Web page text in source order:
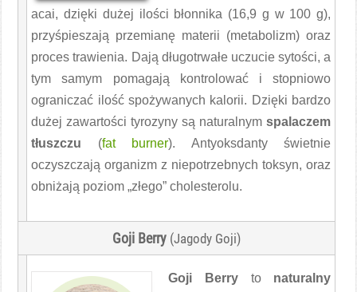
acai, dzięki dużej ilości błonnika (16,9 g w 100 g),
przyśpieszają przemianę materii (metabolizm) oraz
proces trawienia. Dają długotrwałe uczucie sytości, a
tym samym pomagają kontrolować i stopniowo
ograniczać ilość spożywanych kalorii. Dzięki bardzo
dużej zawartości tyrozyny są naturalnymspalaczem
tłuszczu (fat burner). Antyoksdanty świetnie
oczyszczają organizm z niepotrzebnych toksyn, oraz
obniżają poziom „złego” cholesterolu.
Goji Berry (Jagody Goji)
Goji Berryto naturalny